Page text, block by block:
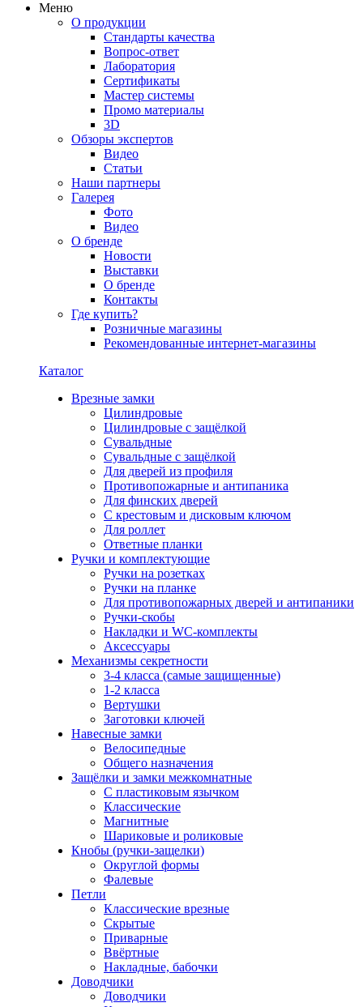
Меню
О продукции
Стандарты качества
Вопрос-ответ
Лаборатория
Сертификаты
Мастер системы
Промо материалы
3D
Обзоры экспертов
Видео
Статьи
Наши партнеры
Галерея
Фото
Видео
О бренде
Новости
Выставки
О бренде
Контакты
Где купить?
Розничные магазины
Рекомендованные интернет-магазины
Каталог
Врезные замки
Цилиндровые
Цилиндровые с защёлкой
Сувальдные
Сувальдные с защёлкой
Для дверей из профиля
Противопожарные и антипаника
Для финских дверей
С крестовым и дисковым ключом
Для роллет
Ответные планки
Ручки и комплектующие
Ручки на розетках
Ручки на планке
Для противопожарных дверей и антипаники
Ручки-скобы
Накладки и WC-комплекты
Аксессуары
Механизмы секретности
3-4 класса (самые защищенные)
1-2 класса
Вертушки
Заготовки ключей
Навесные замки
Велосипедные
Общего назначения
Защёлки и замки межкомнатные
С пластиковым язычком
Классические
Магнитные
Шариковые и роликовые
Кнобы (ручки-защелки)
Округлой формы
Фалевые
Петли
Классические врезные
Скрытые
Приварные
Ввёртные
Накладные, бабочки
Доводчики
Доводчики